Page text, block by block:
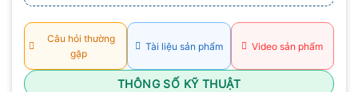
Câu hỏi thường
gặp
Tài liệu sản phẩm Video sản phẩm
THÔNG SỐ KỸ THUẬT